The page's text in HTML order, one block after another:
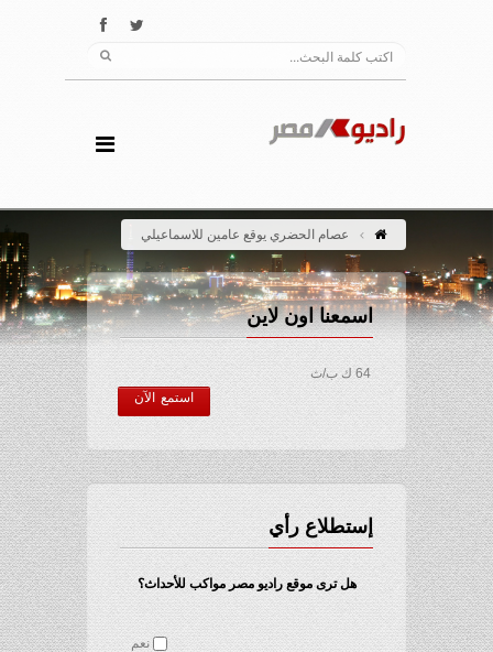
عصام الحضري يوقع عامين للاسماعيلي
اسمعنا اون لاين
64 ك ب/ث
استمع الآن
إستطلاع رأي
هل ترى موقع راديو مصر مواكب للأحداث؟
نعم